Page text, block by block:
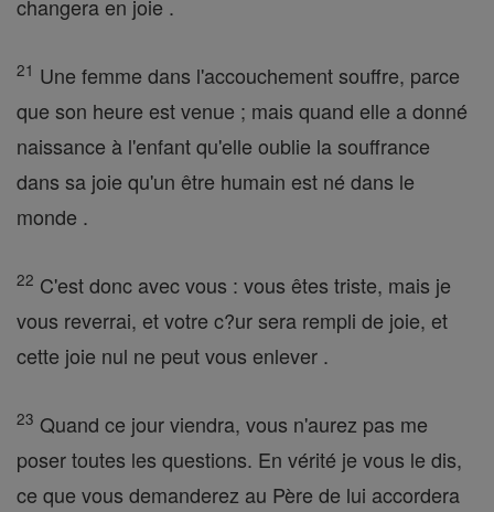
changera en joie .
21 Une femme dans l'accouchement souffre, parce
que son heure est venue ; mais quand elle a donné
naissance à l'enfant qu'elle oublie la souffrance
dans sa joie qu'un être humain est né dans le
monde .
22 C'est donc avec vous : vous êtes triste, mais je
vous reverrai, et votre c?ur sera rempli de joie, et
cette joie nul ne peut vous enlever .
23 Quand ce jour viendra, vous n'aurez pas me
poser toutes les questions. En vérité je vous le dis,
ce que vous demanderez au Père de lui accordera